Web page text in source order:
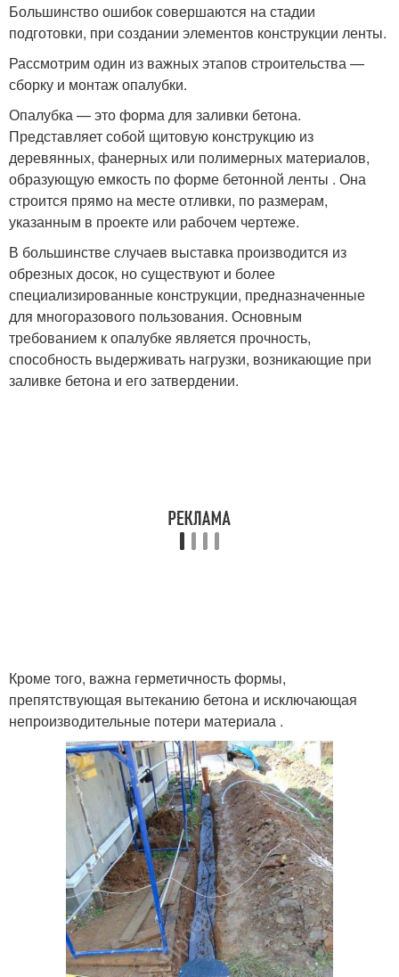
Большинство ошибок совершаются на стадии
подготовки, при создании элементов конструкции ленты.
Рассмотрим один из важных этапов строительства —
сборку и монтаж опалубки.
Опалубка — это форма для заливки бетона.
Представляет собой щитовую конструкцию из
деревянных, фанерных или полимерных материалов,
образующую емкость по форме бетонной ленты . Она
строится прямо на месте отливки, по размерам,
указанным в проекте или рабочем чертеже.
В большинстве случаев выставка производится из
обрезных досок, но существуют и более
специализированные конструкции, предназначенные
для многоразового пользования. Основным
требованием к опалубке является прочность,
способность выдерживать нагрузки, возникающие при
заливке бетона и его затвердении.
Кроме того, важна герметичность формы,
препятствующая вытеканию бетона и исключающая
непроизводительные потери материала .